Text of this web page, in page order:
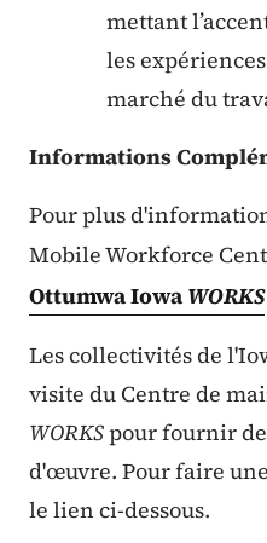
mettant
les
marché du
Informations
Pour plus
Mobile Workforce
Ottumwa Iowa WORKS
Les collectivités de
visite du Centre de
WORKSpour fournir
d'œuvre. Pour faire
le lien ci-dessous.